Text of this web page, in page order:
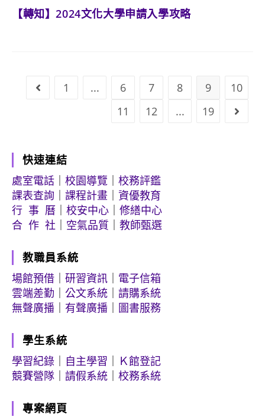
【轉知】2024文化大學申請入學攻略
Go to the previous page
1 ... 6 7 8 9
10
11
12 ... 19 Go to
快速連結
處室電話
校園導覽
校務評鑑
課表查詢
課程計畫
資優教育
行 事 曆
校安中心
修繕中心
合 作 社
空氣品質 教師甄選
教職員系統
場館預借
研習資訊
電子信箱
雲端差勤
公文系統
請購系統
無聲廣播
有聲廣播 圖書服務
學生系統
學習紀錄
自主學習
Ｋ館登記
競賽營隊
請假系統 校務系統
專案網頁